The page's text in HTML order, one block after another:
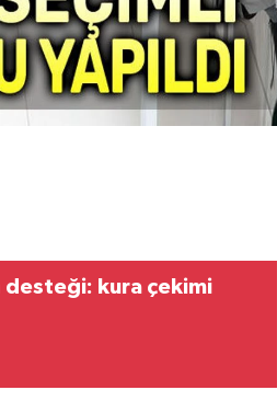
desteği: kura çekimi